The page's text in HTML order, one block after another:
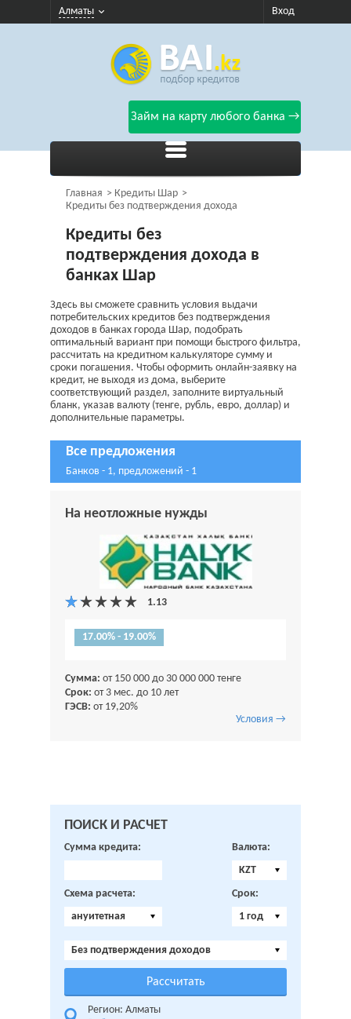
Алматы Вход
Займ на карту любого банка →
Главная
Кредиты Шар
Кредиты без подтверждения дохода
Кредиты без
подтверждения дохода в
банках Шар
Здесь вы сможете сравнить условия выдачи
потребительских кредитов без подтверждения
доходов в банках города Шар, подобрать
оптимальный вариант при помощи быстрого фильтра,
рассчитать на кредитном калькуляторе сумму и
сроки погашения. Чтобы оформить онлайн-заявку на
кредит, не выходя из дома, выберите
соответствующий раздел, заполните виртуальный
бланк, указав валюту (тенге, рубль, евро, доллар) и
дополнительные параметры.
Все предложения
Банков - 1, предложений - 1
На неотложные нужды
17.00% - 19.00%
Сумма: от 150 000 до 30 000 000 тенге
Срок: от 3 мес. до 10 лет
ГЭСВ: от 19,20%
Условия →
ПОИСК И РАСЧЕТ
Сумма кредита:
Валюта:
KZT
Схема расчета:
ануитетная
Срок:
1 год
Без подтверждения доходов
Регион: Алматы